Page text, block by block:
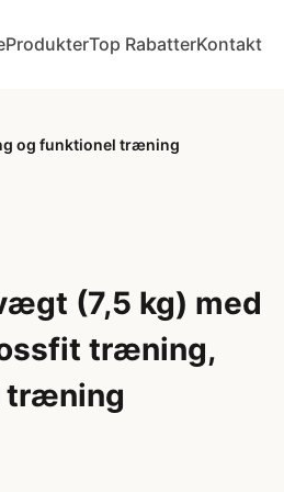
ProdukterTop RabatterKontakt
og funktionel træning
(7,5 kg) med
træning,
træning